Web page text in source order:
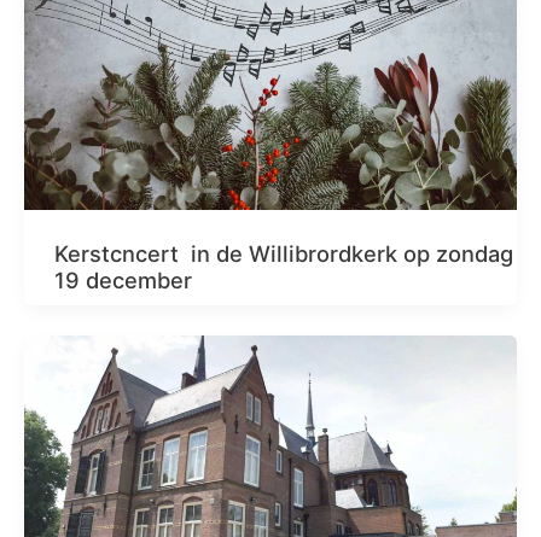
Kerstcncert in de Willibrordkerk op zondag
19 december